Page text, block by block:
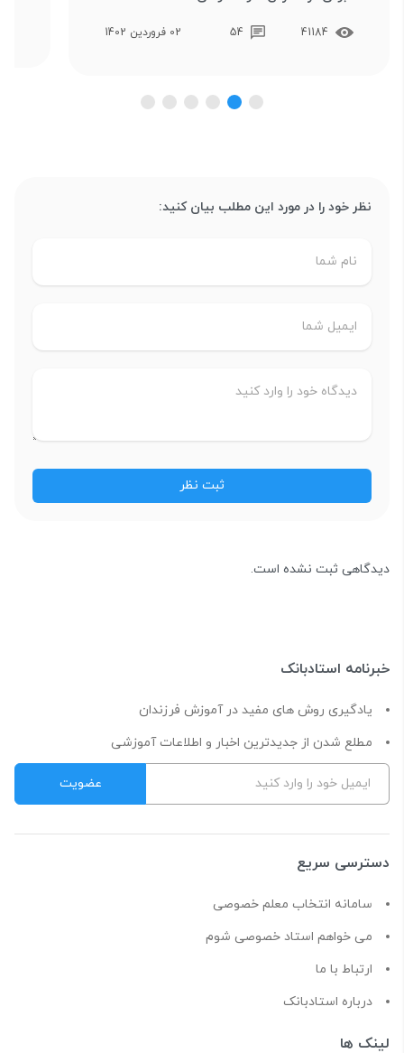
41184
54 02 فروردین 1402
نظر خود را در مورد این مطلب بیان کنید:
دیدگاهی ثبت نشده است.
خبرنامه استادبانک
یادگیری روش های مفید در آموزش فرزندان
مطلع شدن از جدیدترین اخبار و اطلاعات آموزشی
دسترسی سریع
سامانه انتخاب معلم خصوصی
می خواهم استاد خصوصی شوم
ارتباط با ما
درباره استادبانک
لینک ها